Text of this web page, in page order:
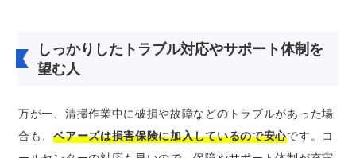
しっかりしたトラブル対応やサポート体制を
望む人
万が一、清掃作業中に破損や故障などのトラブルがあった場
合も、ベアーズは損害保険に加入しているので安心です。コ